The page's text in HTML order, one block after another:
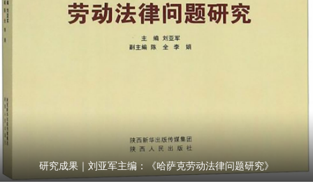
研究成果｜刘亚军主编：《哈萨克劳动法律问题研究》